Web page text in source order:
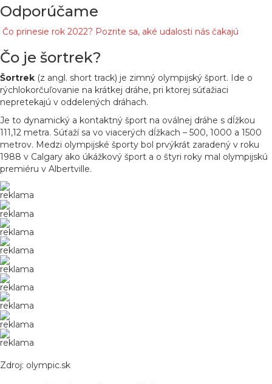
Odporúčame
Čo prinesie rok 2022? Pozrite sa, aké udalosti nás čakajú
Čo je šortrek?
Šortrek (z angl. short track) je zimný olympijský šport. Ide o
rýchlokorčuľovanie na krátkej dráhe, pri ktorej súťažiaci
nepretekajú v oddelených dráhach.
Je to dynamický a kontaktný šport na oválnej dráhe s dĺžkou
111,12 metra. Súťaží sa vo viacerých dĺžkach – 500, 1000 a 1500
metrov. Medzi olympijské športy bol prvýkrát zaradený v roku
1988 v Calgary ako úkážkový šport a o štyri roky mal olympijskú
premiéru v Albertville.
reklama
reklama
reklama
reklama
reklama
reklama
reklama
reklama
reklama
Zdroj: olympic.sk